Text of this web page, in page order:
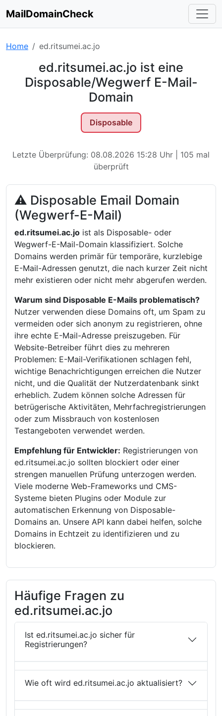
MailDomainCheck
Home ed.ritsumei.ac.jo
ed.ritsumei.ac.jo ist eine
Disposable/Wegwerf E-Mail-
Domain
Disposable
Letzte Überprüfung: 08.08.2026 15:28 Uhr | 105 mal
überprüft
⚠ Disposable Email Domain
(Wegwerf-E-Mail)
ed.ritsumei.ac.jo ist als Disposable- oder
Wegwerf-E-Mail-Domain klassifiziert. Solche
Domains werden primär für temporäre, kurzlebige
E-Mail-Adressen genutzt, die nach kurzer Zeit nicht
mehr existieren oder nicht mehr abgerufen werden.
Warum sind Disposable E-Mails problematisch?
Nutzer verwenden diese Domains oft, um Spam zu
vermeiden oder sich anonym zu registrieren, ohne
ihre echte E-Mail-Adresse preiszugeben. Für
Website-Betreiber führt dies zu mehreren
Problemen: E-Mail-Verifikationen schlagen fehl,
wichtige Benachrichtigungen erreichen die Nutzer
nicht, und die Qualität der Nutzerdatenbank sinkt
erheblich. Zudem können solche Adressen für
betrügerische Aktivitäten, Mehrfachregistrierungen
oder zum Missbrauch von kostenlosen
Testangeboten verwendet werden.
Empfehlung für Entwickler: Registrierungen von
ed.ritsumei.ac.jo sollten blockiert oder einer
strengen manuellen Prüfung unterzogen werden.
Viele moderne Web-Frameworks und CMS-
Systeme bieten Plugins oder Module zur
automatischen Erkennung von Disposable-
Domains an. Unsere API kann dabei helfen, solche
Domains in Echtzeit zu identifizieren und zu
blockieren.
Häufige Fragen zu
ed.ritsumei.ac.jo
Ist ed.ritsumei.ac.jo sicher für
Registrierungen?
Wie oft wird ed.ritsumei.ac.jo aktualisiert?